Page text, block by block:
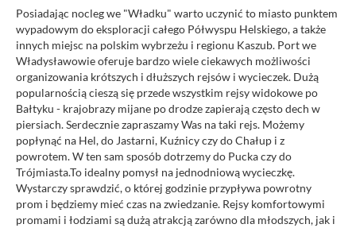
Posiadając nocleg we "Władku" warto uczynić to miasto punktem
wypadowym do eksploracji całego Półwyspu Helskiego, a także
innych miejsc na polskim wybrzeżu i regionu Kaszub. Port we
Władysławowie oferuje bardzo wiele ciekawych możliwości
organizowania krótszych i dłuższych rejsów i wycieczek. Dużą
popularnością cieszą się przede wszystkim rejsy widokowe po
Bałtyku - krajobrazy mijane po drodze zapierają często dech w
piersiach. Serdecznie zapraszamy Was na taki rejs. Możemy
popłynąć na Hel, do Jastarni, Kuźnicy czy do Chałup i z
powrotem. W ten sam sposób dotrzemy do Pucka czy do
Trójmiasta.To idealny pomysł na jednodniową wycieczkę.
Wystarczy sprawdzić, o której godzinie przypływa powrotny
prom i będziemy mieć czas na zwiedzanie. Rejsy komfortowymi
promami i łodziami są dużą atrakcją zarówno dla młodszych, jak i